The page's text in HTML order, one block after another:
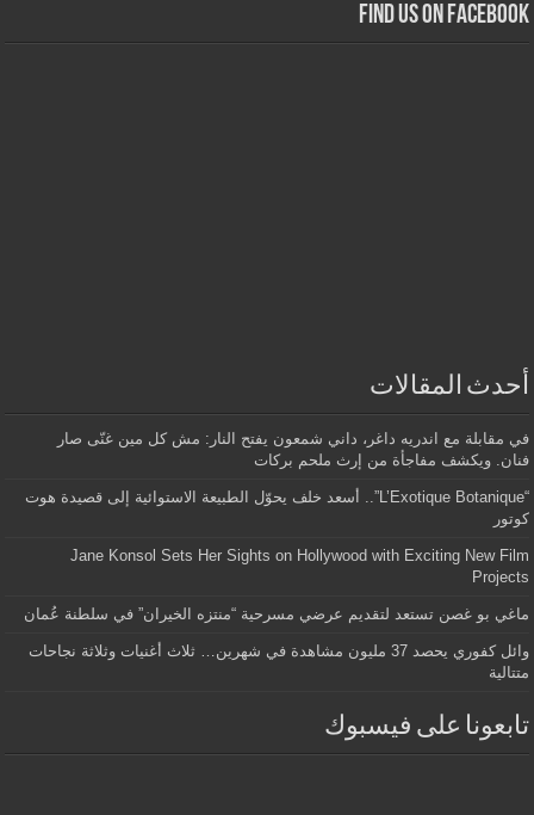
Find us on Facebook
أحدث المقالات
في مقابلة مع اندريه داغر، داني شمعون يفتح النار: مش كل مين غنّى صار
فنان. ويكشف مفاجأة من إرث ملحم بركات
“L’Exotique Botanique”.. أسعد خلف يحوّل الطبيعة الاستوائية إلى قصيدة هوت
كوتور
Jane Konsol Sets Her Sights on Hollywood with Exciting New Film
Projects
ماغي بو غصن تستعد لتقديم عرضي مسرحية “منتزه الخيران” في سلطنة عُمان
وائل كفوري يحصد 37 مليون مشاهدة في شهرين… ثلاث أغنيات وثلاثة نجاحات
متتالية
تابعونا على فيسبوك